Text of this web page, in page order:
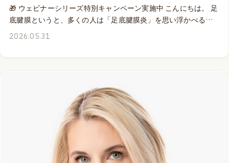
くれる優れもの。💡 ¥5,940のニューロボールを1つ無料で、そ
れもブルーかライムイエローの好きな色を選んでゲットでき
ね！ 👉 Dr.エミリーのイベント詳細はこちら
🎁 ウェビナーシリーズ特別キャンペーン実施中 こんにちは。 足
底腱膜というと、多くの人は「足底腱膜炎」を思い浮かべるか
もしれません。 しかし、足底腱膜は単なる痛みの原因となる組
ターなど、あらゆる動きの専門家にとって価値のある知識だと
思います。 そして、このテーマについて学ぶ講師として、Dr.エ
ミリー・スプリカルほど適任な人物はなかなかいません。
NABOSOの開発者であり、機能的足病医であり、ヒューマンム
ーブメント専門家でもあるDr.エミリーは、長年にわたり足部機
能とパフォーマンスの関係について世界中で教育活動を行って
2026.05.31